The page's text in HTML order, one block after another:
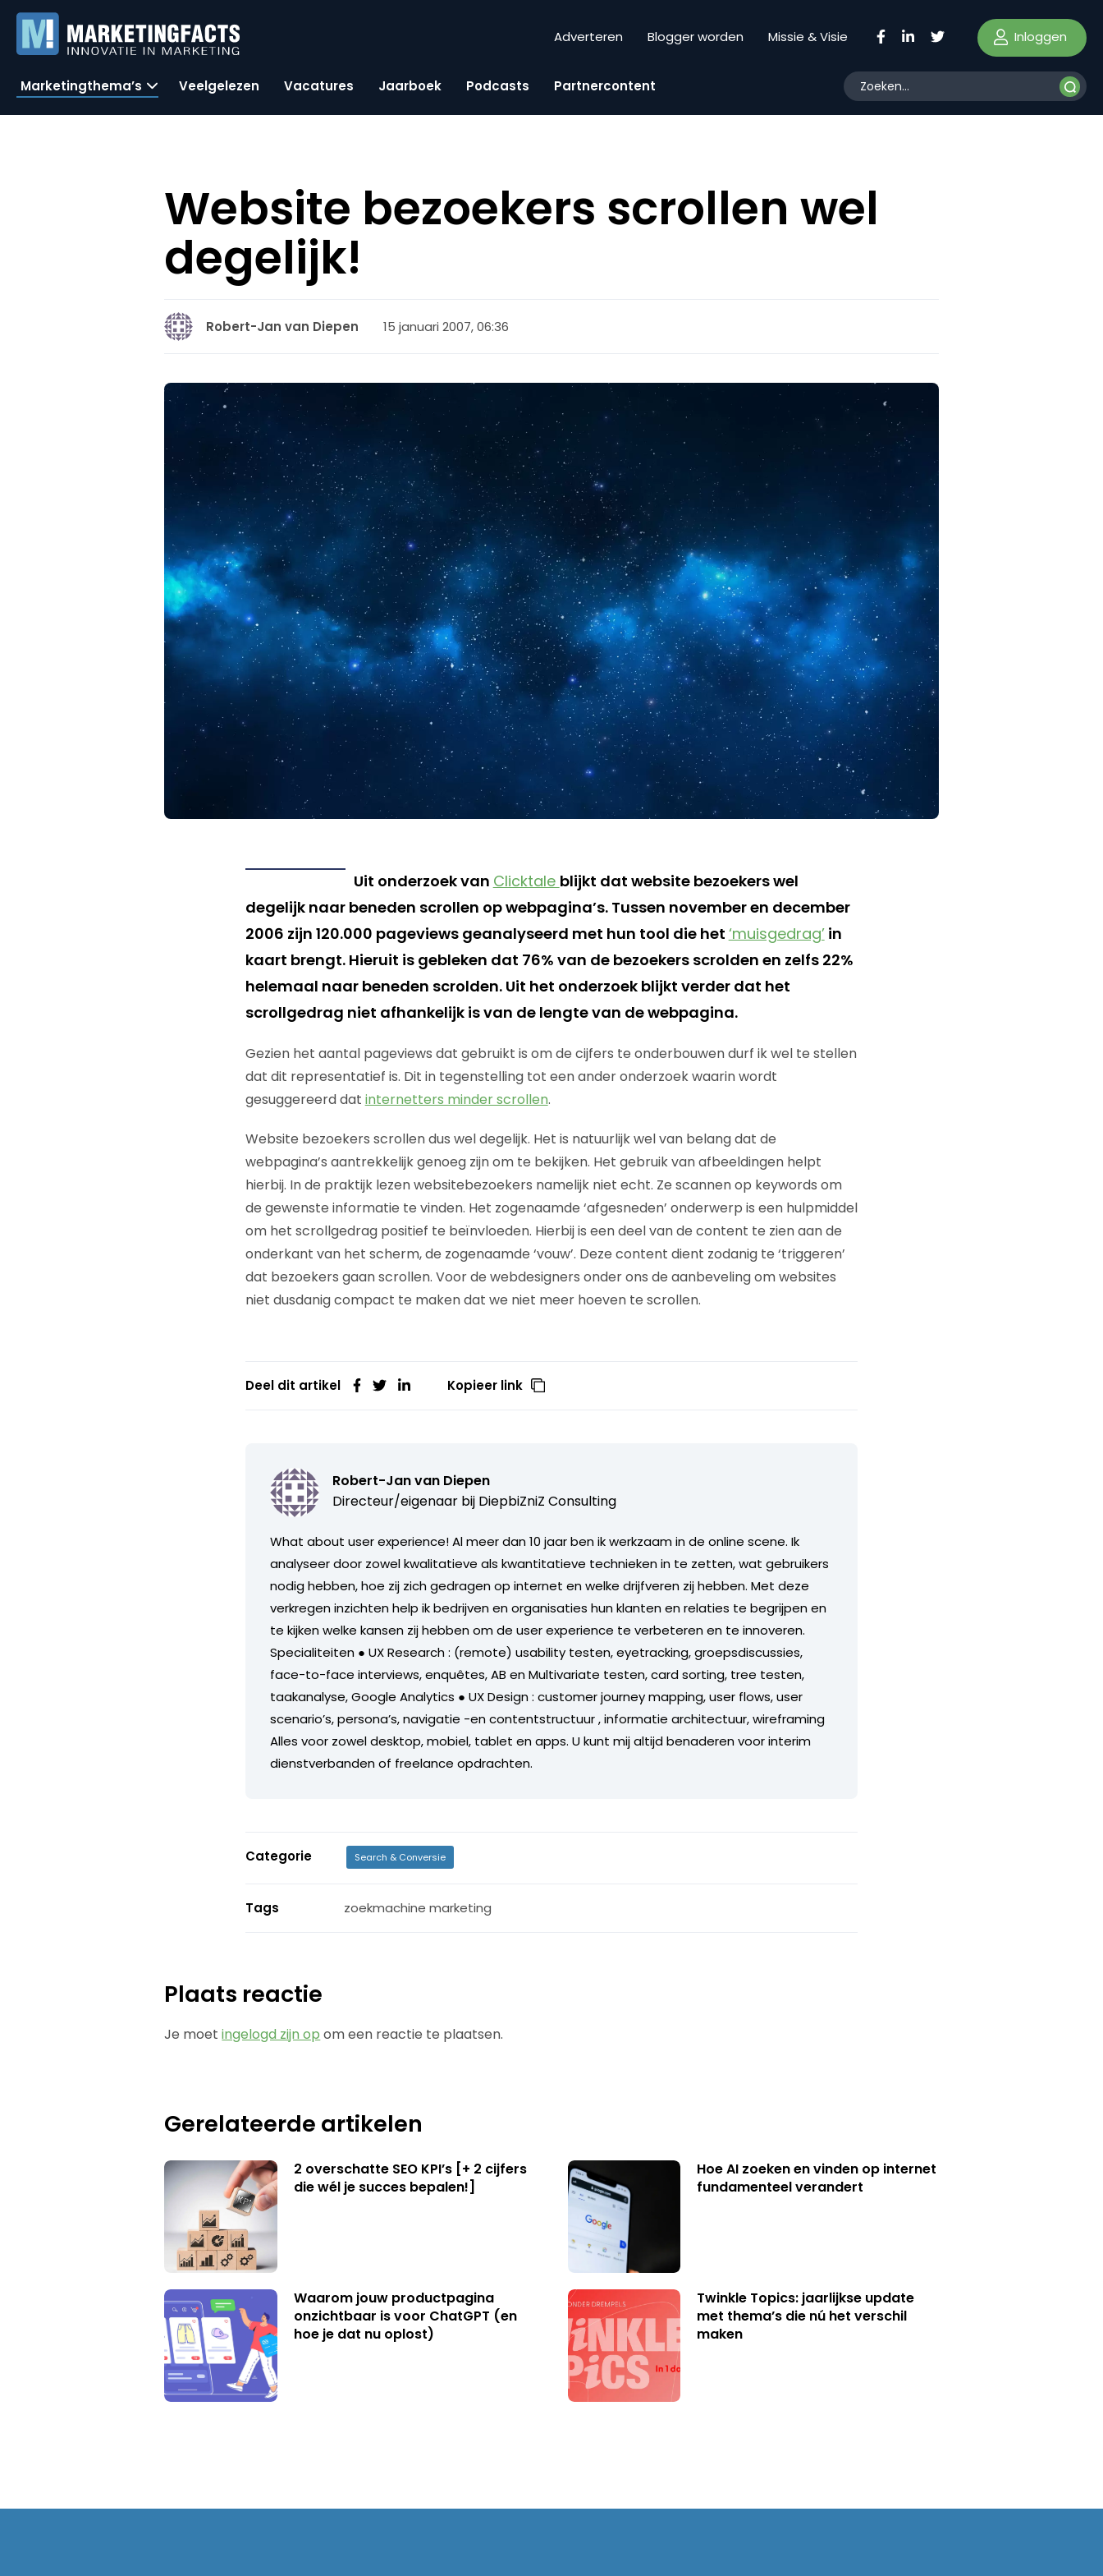
Adverteren Blogger worden Missie & Visie Inloggen
Marketingthema’s Veelgelezen Vacatures Jaarboek Podcasts Partnercontent
Website bezoekers scrollen wel
degelijk!
Robert-Jan van Diepen 15 januari 2007, 06:36
Uit onderzoek van Clicktale blijkt dat website bezoekers wel
degelijk naar beneden scrollen op webpagina’s. Tussen november en december
2006 zijn 120.000 pageviews geanalyseerd met hun tool die het ‘muisgedrag’in
kaart brengt. Hieruit is gebleken dat 76% van de bezoekers scrolden en zelfs 22%
helemaal naar beneden scrolden. Uit het onderzoek blijkt verder dat het
scrollgedrag niet afhankelijk is van de lengte van de webpagina.
Gezien het aantal pageviews dat gebruikt is om de cijfers te onderbouwen durf ik wel te stellen
dat dit representatief is. Dit in tegenstelling tot een ander onderzoek waarin wordt
gesuggereerd dat internetters minder scrollen.
Website bezoekers scrollen dus wel degelijk. Het is natuurlijk wel van belang dat de
webpagina’s aantrekkelijk genoeg zijn om te bekijken. Het gebruik van afbeeldingen helpt
hierbij. In de praktijk lezen websitebezoekers namelijk niet echt. Ze scannen op keywords om
de gewenste informatie te vinden. Het zogenaamde ‘afgesneden’ onderwerp is een hulpmiddel
om het scrollgedrag positief te beïnvloeden. Hierbij is een deel van de content te zien aan de
onderkant van het scherm, de zogenaamde ‘vouw’. Deze content dient zodanig te ‘triggeren’
dat bezoekers gaan scrollen. Voor de webdesigners onder ons de aanbeveling om websites
niet dusdanig compact te maken dat we niet meer hoeven te scrollen.
Deel dit artikel Kopieer link
Robert-Jan van Diepen
Directeur/eigenaar bij DiepbiZniZ Consulting
What about user experience! Al meer dan 10 jaar ben ik werkzaam in de online scene. Ik
analyseer door zowel kwalitatieve als kwantitatieve technieken in te zetten, wat gebruikers
nodig hebben, hoe zij zich gedragen op internet en welke drijfveren zij hebben. Met deze
verkregen inzichten help ik bedrijven en organisaties hun klanten en relaties te begrijpen en
te kijken welke kansen zij hebben om de user experience te verbeteren en te innoveren.
Specialiteiten ● UX Research : (remote) usability testen, eyetracking, groepsdiscussies,
face-to-face interviews, enquêtes, AB en Multivariate testen, card sorting, tree testen,
taakanalyse, Google Analytics ● UX Design : customer journey mapping, user flows, user
scenario’s, persona’s, navigatie -en contentstructuur , informatie architectuur, wireframing
Alles voor zowel desktop, mobiel, tablet en apps. U kunt mij altijd benaderen voor interim
dienstverbanden of freelance opdrachten.
Categorie Search & Conversie
Tags zoekmachine marketing
Plaats reactie
Je moetingelogd zijn op om een reactie te plaatsen.
Gerelateerde artikelen
2 overschatte SEO KPI’s [+ 2 cijfers
die wél je succes bepalen!]
Hoe AI zoeken en vinden op internet
fundamenteel verandert
Waarom jouw productpagina
onzichtbaar is voor ChatGPT (en
hoe je dat nu oplost)
Twinkle Topics: jaarlijkse update
met thema’s die nú het verschil
maken